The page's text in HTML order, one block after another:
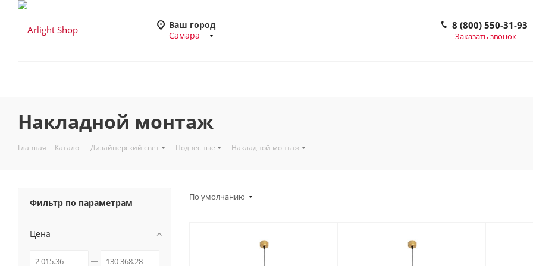
Ваш город
Самара
8 (800) 550-31-93
Заказать звонок
Накладной монтаж
Главная - Каталог - Дизайнерский свет - Подвесные - Накладной монтаж
По умолчанию
Фильтр по параметрам
Цена